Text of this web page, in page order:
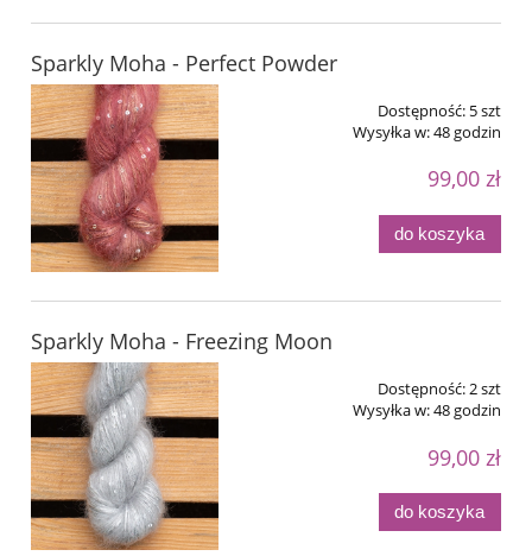
Sparkly Moha - Perfect Powder
Dostępność: 5 szt
Wysyłka w:48 godzin
99,00 zł
do koszyka
Sparkly Moha - Freezing Moon
Dostępność:2 szt
Wysyłka w:48 godzin
99,00 zł
do koszyka